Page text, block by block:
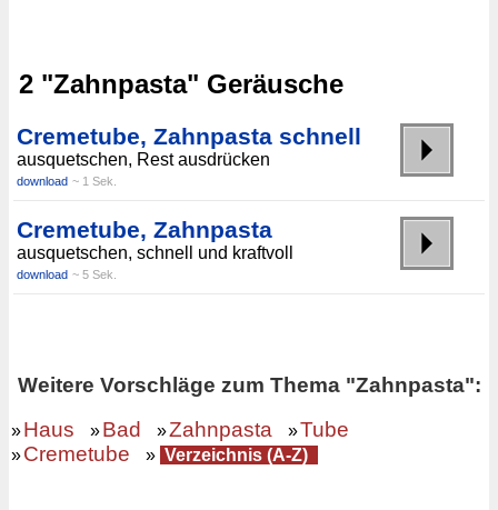
2 "Zahnpasta" Geräusche
Cremetube, Zahnpasta schnell
ausquetschen, Rest ausdrücken
download ~ 1 Sek.
Cremetube, Zahnpasta
ausquetschen, schnell und kraftvoll
download ~ 5 Sek.
Weitere Vorschläge zum Thema "Zahnpasta":
»Haus »Bad »Zahnpasta »Tube
»Cremetube » Verzeichnis (A-Z)